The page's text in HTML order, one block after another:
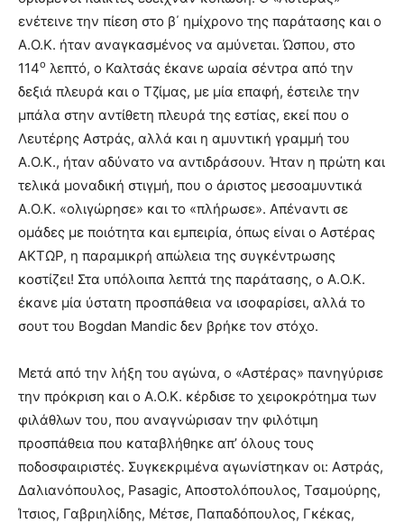
ενέτεινε την πίεση στο β΄ ημίχρονο της παράτασης και ο
Α.Ο.Κ. ήταν αναγκασμένος να αμύνεται. Ώσπου, στο
114ο λεπτό, ο Καλτσάς έκανε ωραία σέντρα από την
δεξιά πλευρά και ο Τζίμας, με μία επαφή, έστειλε την
μπάλα στην αντίθετη πλευρά της εστίας, εκεί που ο
Λευτέρης Αστράς, αλλά και η αμυντική γραμμή του
Α.Ο.Κ., ήταν αδύνατο να αντιδράσουν. Ήταν η πρώτη και
τελικά μοναδική στιγμή, που ο άριστος μεσοαμυντικά
Α.Ο.Κ. «ολιγώρησε» και το «πλήρωσε». Απέναντι σε
ομάδες με ποιότητα και εμπειρία, όπως είναι ο Αστέρας
ΑΚΤΩΡ, η παραμικρή απώλεια της συγκέντρωσης
κοστίζει! Στα υπόλοιπα λεπτά της παράτασης, ο Α.Ο.Κ.
έκανε μία ύστατη προσπάθεια να ισοφαρίσει, αλλά το
σουτ του Bogdan Mandic δεν βρήκε τον στόχο.
Μετά από την λήξη του αγώνα, ο «Αστέρας» πανηγύρισε
την πρόκριση και ο Α.Ο.Κ. κέρδισε το χειροκρότημα των
φιλάθλων του, που αναγνώρισαν την φιλότιμη
προσπάθεια που καταβλήθηκε απ’ όλους τους
ποδοσφαιριστές. Συγκεκριμένα αγωνίστηκαν οι: Αστράς,
Δαλιανόπουλος, Pasagic, Αποστολόπουλος, Τσαμούρης,
Ίτσιος, Γαβριηλίδης, Μέτσε, Παπαδόπουλος, Γκέκας,